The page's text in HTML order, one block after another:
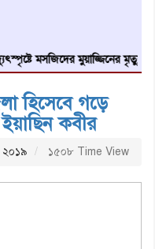
মসজিদের মুয়াজ্জিনের মৃত্যু আবৃত্তি
হিসেবে গড়ে
কবীর
২০১৯ ১৫০৮ Time View